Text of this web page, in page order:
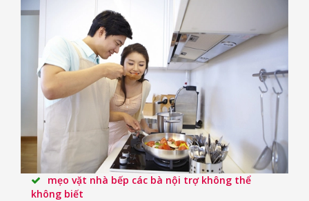
mẹo vặt nhà bếp các bà nội trợ không thể
không biết